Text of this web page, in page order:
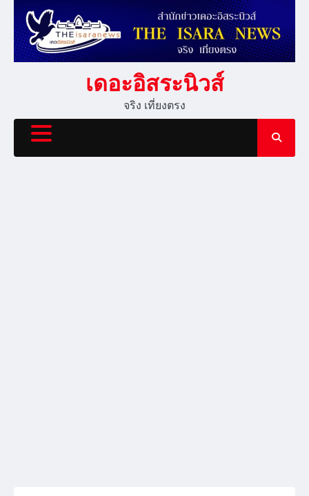
content
เดอะอิสระนิวส์
จริง เที่ยงตรง